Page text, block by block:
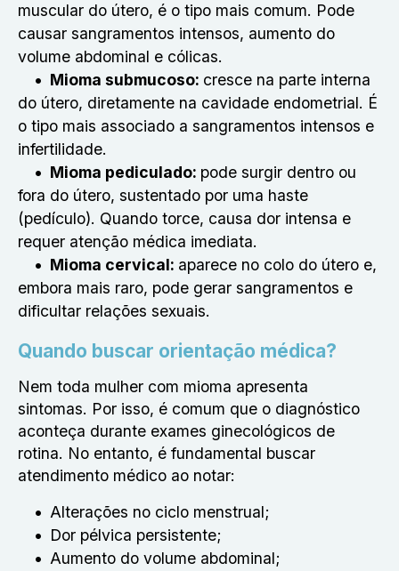
muscular do útero, é o tipo mais comum. Pode
causar sangramentos intensos, aumento do
volume abdominal e cólicas.
Mioma submucoso: cresce na parte interna
do útero, diretamente na cavidade endometrial. É
o tipo mais associado a sangramentos intensos e
infertilidade.
Mioma pediculado: pode surgir dentro ou
fora do útero, sustentado por uma haste
(pedículo). Quando torce, causa dor intensa e
requer atenção médica imediata.
Mioma cervical: aparece no colo do útero e,
embora mais raro, pode gerar sangramentos e
dificultar relações sexuais.
Quando buscar orientação médica?
Nem toda mulher com mioma apresenta
sintomas. Por isso, é comum que o diagnóstico
aconteça durante exames ginecológicos de
rotina. No entanto, é fundamental buscar
atendimento médico ao notar:
Alterações no ciclo menstrual;
Dor pélvica persistente;
Aumento do volume abdominal;